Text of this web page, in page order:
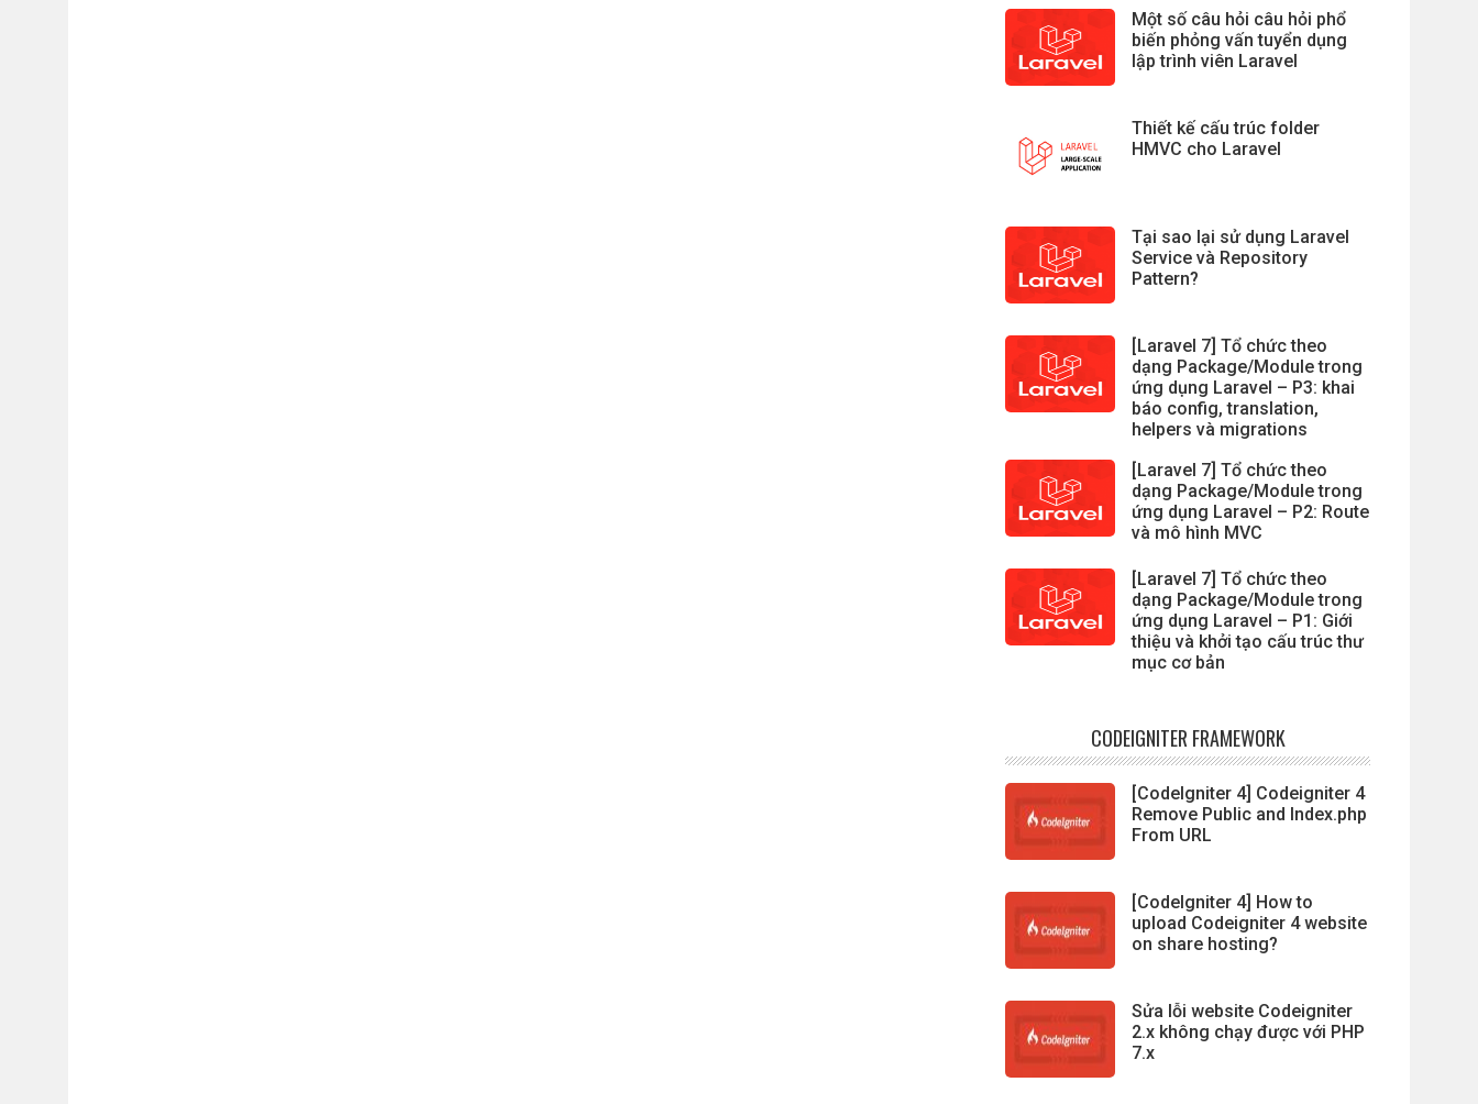
Một số câu hỏi câu hỏi phổ
biến phỏng vấn tuyển dụng
lập trình viên Laravel
Thiết kế cấu trúc folder
HMVC cho Laravel
Tại sao lại sử dụng Laravel
Service và Repository
Pattern?
[Laravel 7] Tổ chức theo
dạng Package/Module trong
ứng dụng Laravel – P3: khai
báo config, translation,
helpers và migrations
[Laravel 7] Tổ chức theo
dạng Package/Module trong
ứng dụng Laravel – P2: Route
và mô hình MVC
[Laravel 7] Tổ chức theo
dạng Package/Module trong
ứng dụng Laravel – P1: Giới
thiệu và khởi tạo cấu trúc thư
mục cơ bản
CODEIGNITER FRAMEWORK
[CodeIgniter 4] Codeigniter 4
Remove Public and Index.php
From URL
[CodeIgniter 4] How to
upload Codeigniter 4 website
on share hosting?
Sửa lỗi website Codeigniter
2.x không chạy được với PHP
7.x